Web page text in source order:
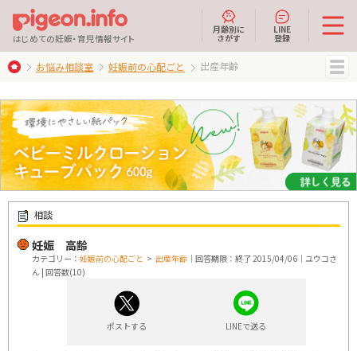
はじめての妊娠・育児情報サイト
月齢別に
さがす
LINE
登録
お悩み相談室 妊娠前の心配ごと 出産年齢
相談
妊娠 高齢
カテゴリー： 妊娠前の心配ごと > 出産年齢 ｜回答期限：終了 2015/04/06｜ユウコさ
ん | 回答数(10)
ポストする LINEで送る